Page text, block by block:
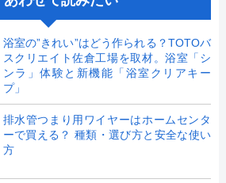
浴室の”きれい”はどう作られる？TOTOバ
スクリエイト佐倉工場を取材。浴室「シ
ンラ」体験と新機能「浴室クリアキー
プ」
排水管つまり用ワイヤーはホームセンタ
ーで買える？ 種類・選び方と安全な使い
方